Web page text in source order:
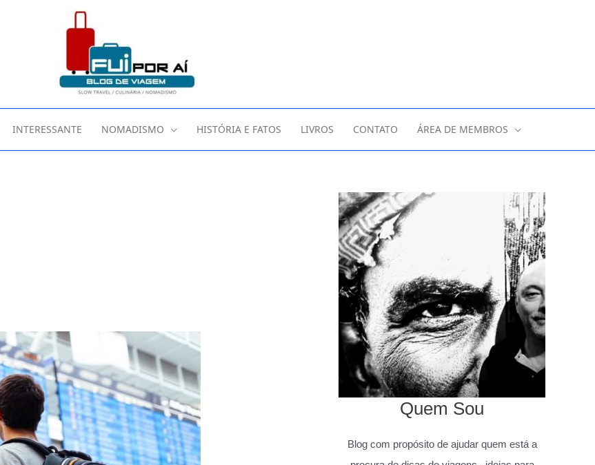
INTERESSANTE NOMADISMO HISTÓRIA E FATOS LIVROS CONTATO ÁREA DE MEMBROS
Quem Sou
Blog com propósito de ajudar quem está a